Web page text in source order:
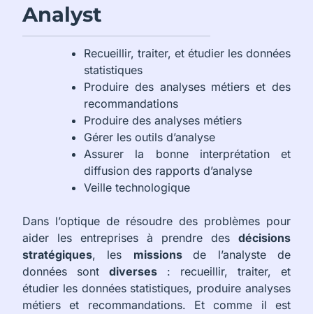
Analyst
Recueillir, traiter, et étudier les données
statistiques
Produire des analyses métiers et des
recommandations
Produire des analyses métiers
Gérer les outils d’analyse
Assurer la bonne interprétation et
diffusion des rapports d’analyse
Veille technologique
Dans l’optique de résoudre des problèmes pour
aider les entreprises à prendre des décisions
stratégiques, les missionsde l’analyste de
données sontdiverses : recueillir, traiter, et
étudier les données statistiques, produire analyses
métiers et recommandations. Et comme il est